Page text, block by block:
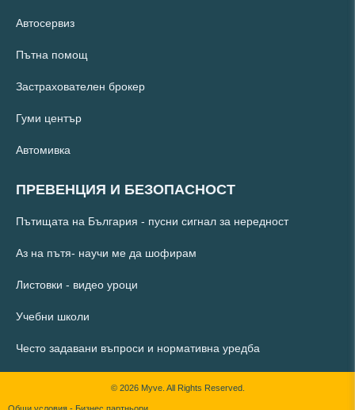
Автосервиз
Пътна помощ
Застрахователен брокер
Гуми център
Автомивка
ПРЕВЕНЦИЯ И БЕЗОПАСНОСТ
Пътищата на България - пусни сигнал за нередност
Аз на пътя- научи ме да шофирам
Листовки - видео уроци
Учебни школи
Често задавани въпроси и нормативна уредба
© 2026 Myve. All Rights Reserved.